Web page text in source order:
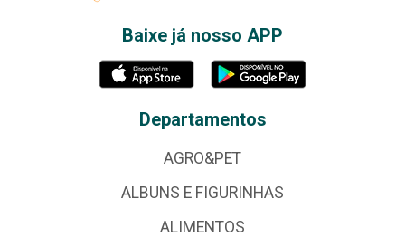
Baixe já nosso APP
Departamentos
AGRO&PET
ALBUNS E FIGURINHAS
ALIMENTOS